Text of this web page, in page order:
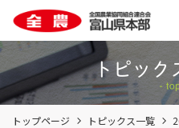
トップページ トピックス一覧